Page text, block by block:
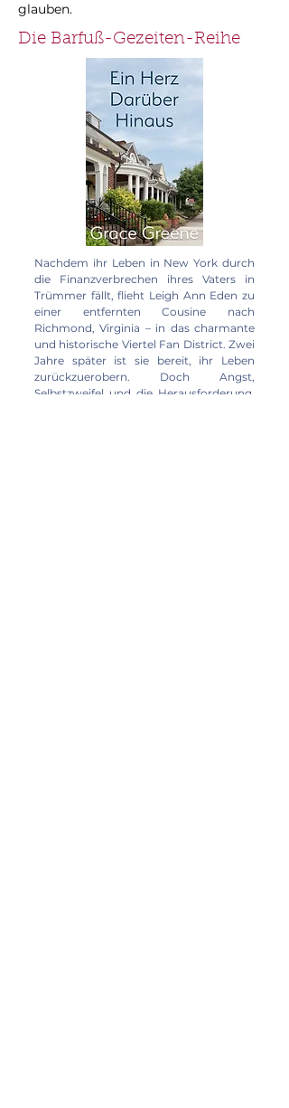
glauben.
Die Barfuß-Gezeiten-Reihe
Nachdem ihr Leben in New York durch
die Finanzverbrechen ihres Vaters in
Trümmer fällt, flieht Leigh Ann Eden zu
einer entfernten Cousine nach
Richmond, Virginia – in das charmante
und historische Viertel Fan District. Zwei
Jahre später ist sie bereit, ihr Leben
zurückzuerobern. Doch Angst,
Selbstzweifel und die Herausforderung,